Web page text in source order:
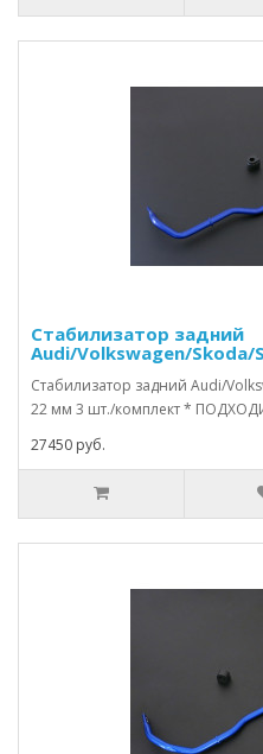
Стабилизатор задний
Audi/Volkswagen/Skoda/
Стабилизатор задний Audi/
22 мм 3 шт./комплект *
27450 руб.